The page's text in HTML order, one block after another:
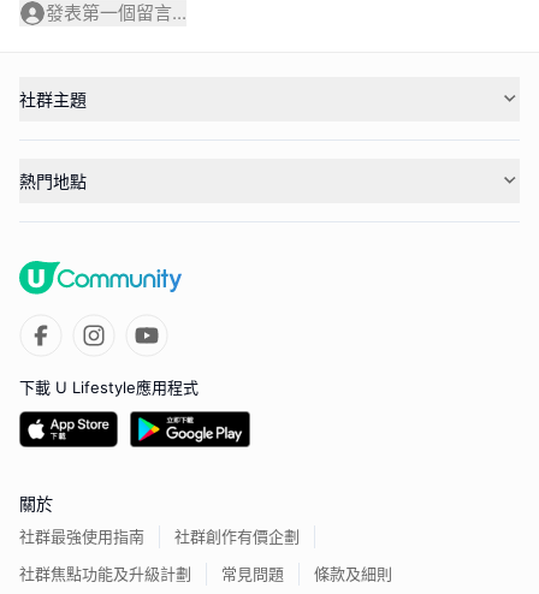
發表第一個留言...
社群主題
熱門地點
下載 U Lifestyle應用程式
關於
社群最強使用指南
社群創作有價企劃
社群焦點功能及升級計劃
常見問題 條款及細則